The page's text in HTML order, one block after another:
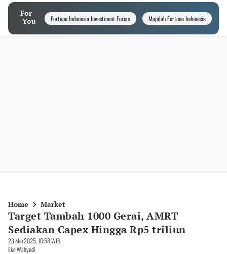
For
You
Fortune Indonesia Investment Forum Majalah Fortune Indonesia
Home Market
Target Tambah 1000 Gerai, AMRT
Sediakan Capex Hingga Rp5 triliun
23 Mei 2025, 10:58 WIB
Eko Wahyudi